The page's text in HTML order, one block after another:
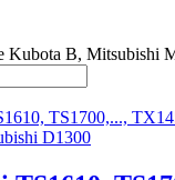
Kubota B, Mitsubishi